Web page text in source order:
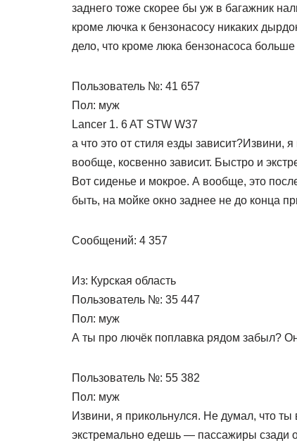
заднего тоже скорее бы уж в багажник
кроме лючка к бензонасосу никаких
дело, что кроме люка бензонасоса больше
Пользователь №: 41 657
Пол: муж
Lancer 1. 6 AT STW W37
а что это от стиля езды зависит?Извини,
вообще, косвенно зависит. Быстро и
Вот сиденье и мокрое. А вообще, это
быть, на мойке окно заднее не до конца
Сообщений: 4 357
Из: Курская область
Пользователь №: 35 447
Пол: муж
А ты про лючёк поплавка рядом забыл?
Пользователь №: 55 382
Пол: муж
Извини, я прикольнулся. Не думал, что
экстремально едешь — пассажиры сзади